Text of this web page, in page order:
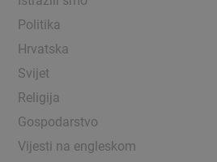
Politika
Hrvatska
Svijet
Religija
Gospodarstvo
Vijesti na engleskom